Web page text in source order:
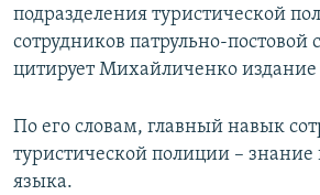
подразделения туристической
сотрудников патрульно-постовой
цитирует Михайличенко
По его словам, главный навык
туристической полиции – знание
языка.